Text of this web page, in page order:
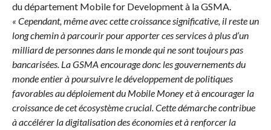
du département Mobile for Development à la GSMA.
« Cependant, même avec cette croissance significative, il reste un
long chemin à parcourir pour apporter ces services à plus d’un
milliard de personnes dans le monde qui ne sont toujours pas
bancarisées. La GSMA encourage donc les gouvernements du
monde entier à poursuivre le développement de politiques
favorables au déploiement du Mobile Money et à encourager la
croissance de cet écosystème crucial. Cette démarche contribue
à accélérer la digitalisation des économies et à renforcer la